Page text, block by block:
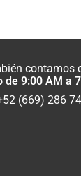
de 9:00 AM a
(669) 286